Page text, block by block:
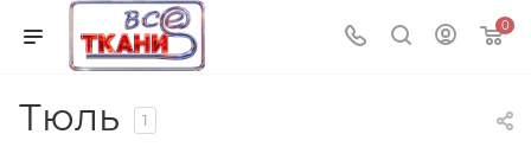
0
Тюль 1